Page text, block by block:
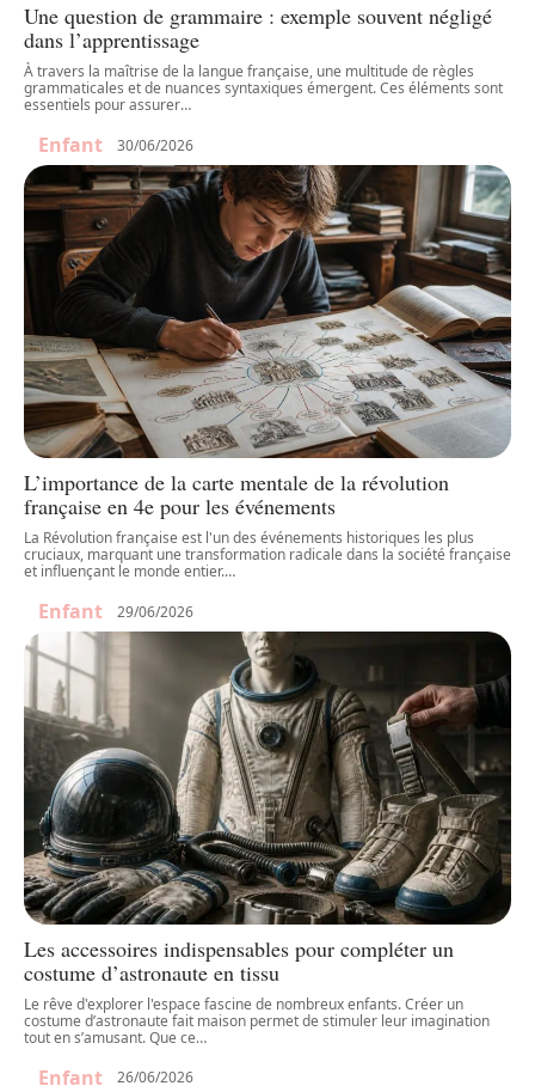
Une question de grammaire : exemple souvent négligé
dans l’apprentissage
À travers la maîtrise de la langue française, une multitude de règles
grammaticales et de nuances syntaxiques émergent. Ces éléments sont
essentiels pour assurer…
Enfant 30/06/2026
L’importance de la carte mentale de la révolution
française en 4e pour les événements
La Révolution française est l'un des événements historiques les plus
cruciaux, marquant une transformation radicale dans la société française
et influençant le monde entier.…
Enfant 29/06/2026
Les accessoires indispensables pour compléter un
costume d’astronaute en tissu
Le rêve d'explorer l'espace fascine de nombreux enfants. Créer un
costume d’astronaute fait maison permet de stimuler leur imagination
tout en s’amusant. Que ce…
Enfant 26/06/2026